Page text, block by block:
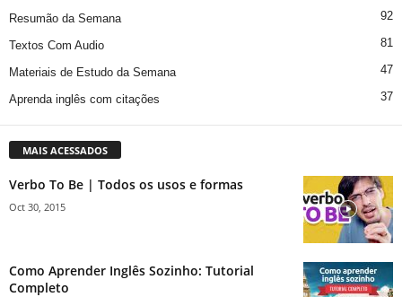
Resumão da Semana 92
Textos Com Audio 81
Materiais de Estudo da Semana 47
Aprenda inglês com citações 37
MAIS ACESSADOS
Verbo To Be | Todos os usos e formas
Oct 30, 2015
Como Aprender Inglês Sozinho: Tutorial
Completo